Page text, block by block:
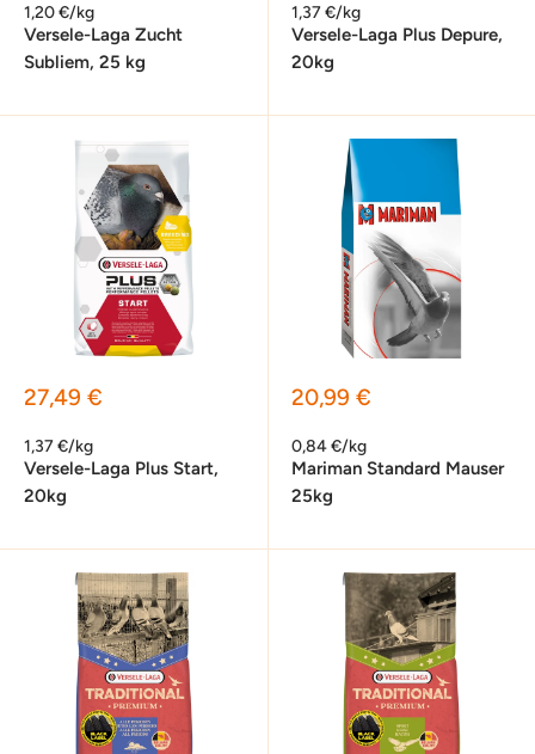
1,20 €/kg
Versele-Laga Zucht
Subliem, 25 kg
1,37 €/kg
Versele-Laga Plus Depure,
20kg
Sonderpreis
27,49 €
1,37 €/kg
Versele-Laga Plus Start,
20kg
Sonderpreis
20,99 €
0,84 €/kg
Mariman Standard Mauser
25kg